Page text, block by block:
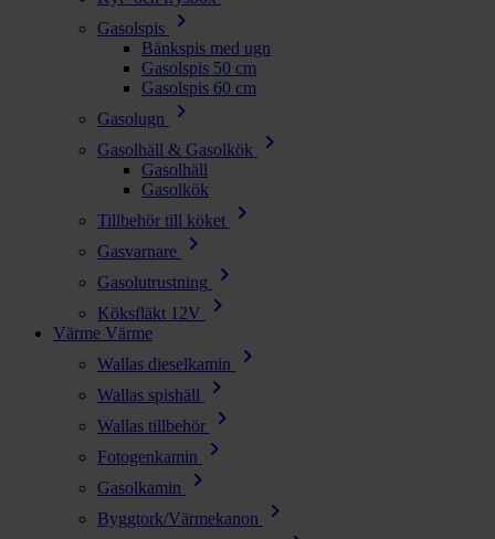
Gasolspis chevron_right
Bänkspis med ugn
Gasolspis 50 cm
Gasolspis 60 cm
Gasolugn
chevron_right
Gasolhäll & Gasolkök chevron_right
Gasolhäll
Gasolkök
Tillbehör till köket
chevron_right
Gasvarnare chevron_right
Gasolutrustning chevron_right
Köksfläkt 12V chevron_right
Värme Värme
Wallas dieselkamin
chevron_right
Wallas spishäll chevron_right
Wallas tillbehör chevron_right
Fotogenkamin chevron_right
Gasolkamin chevron_right
Byggtork/Värmekanon chevron_right